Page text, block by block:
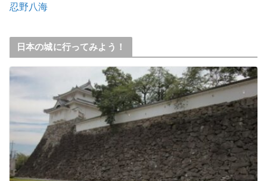
忍野八海
日本の城に行ってみよう！